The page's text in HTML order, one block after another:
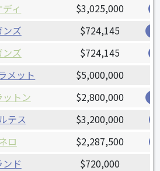
ィ $3,025,000
ンズ $724,145
ンズ $724,145
メット $5,000,000
トン $2,800,000
テス $3,200,000
ロ $2,287,500
ド $720,000